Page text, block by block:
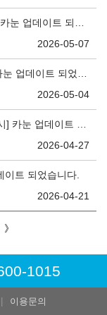
2026-05-07
2026-05-04
2026-04-27
트 되었습니다.
2026-04-21
1015
이용문의